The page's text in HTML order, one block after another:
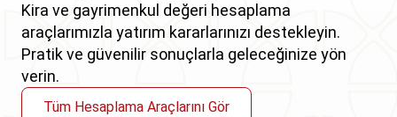
Kira ve gayrimenkul değeri hesaplama
araçlarımızla yatırım kararlarınızı destekleyin.
Pratik ve güvenilir sonuçlarla geleceğinize yön
verin.
Tüm Hesaplama Araçlarını Gör